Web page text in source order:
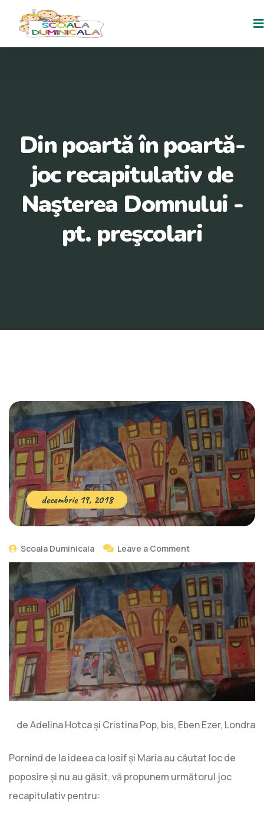
Din poartă în poartă-
joc recapitulativ de
Naşterea Domnului -
pt. preşcolari
decembrie 19, 2018
Scoala Duminicala Leave a Comment
de Adelina Hotca şi Cristina Pop, bis, Eben Ezer, Londra
Pornind de la ideea ca Iosif şi Maria au căutat loc de
poposire şi nu au găsit, vă propunem următorul joc
recapitulativ pentru: